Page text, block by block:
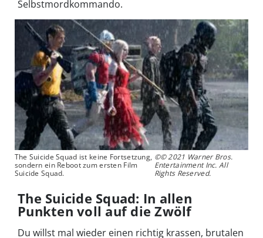
Selbstmordkommando.
The Suicide Squad ist keine Fortsetzung,
sondern ein Reboot zum ersten Film
Suicide Squad.
©© 2021 Warner Bros.
Entertainment Inc. All
Rights Reserved.
The Suicide Squad: In allen
Punkten voll auf die Zwölf
Du willst mal wieder einen richtig krassen, brutalen